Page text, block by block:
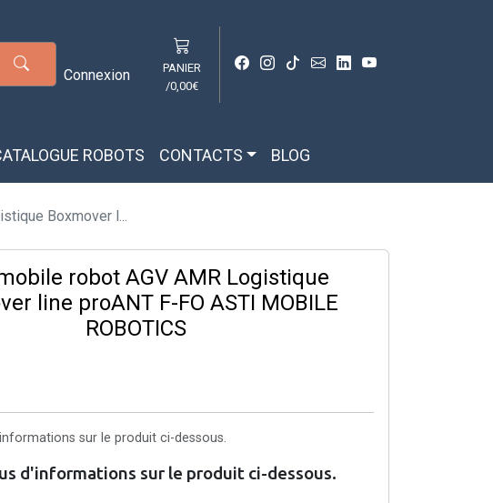
Connexion
PANIER
/0,00€
ROBOTS CONTACTS BLOG
Boxmover l...
robot AGV AMR Logistique
line proANT F-FO ASTI MOBILE
ROBOTICS
sur le produit ci-dessous.
d'informations sur le produit ci-dessous.